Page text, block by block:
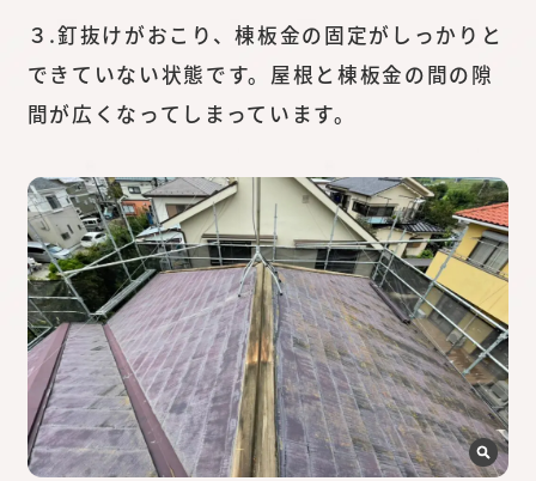
３.釘抜けがおこり、棟板金の固定がしっかりと
できていない状態です。屋根と棟板金の間の隙
間が広くなってしまっています。